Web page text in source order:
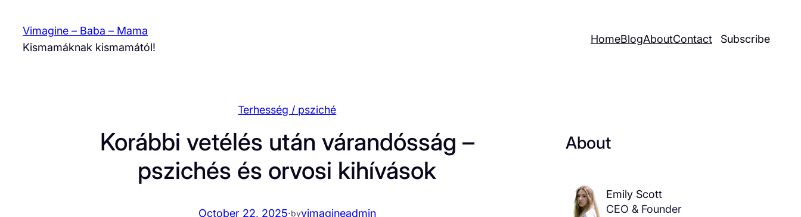
content
Vimagine – Baba – Mama
Kismamáknak kismamától!
HomeBlogAboutContact Subscribe
Terhesség / psziché
Korábbi vetélés után várandósság –
pszichés és orvosi kihívások
October 22, 2025·byvimagineadmin
About
Emily Scott
CEO & Founder